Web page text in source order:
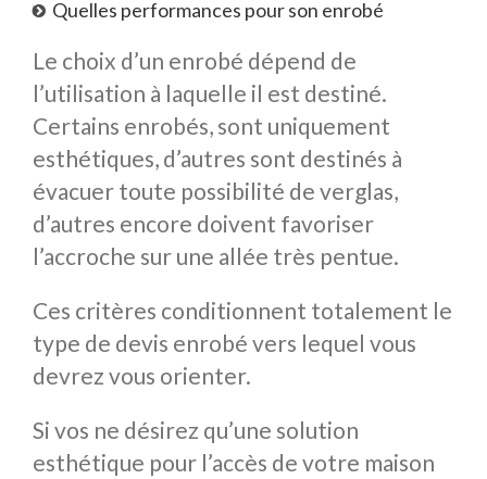
Quelles performances pour son enrobé
Le choix d’un enrobé dépend de
l’utilisation à laquelle il est destiné.
Certains enrobés, sont uniquement
esthétiques, d’autres sont destinés à
évacuer toute possibilité de verglas,
d’autres encore doivent favoriser
l’accroche sur une allée très pentue.
Ces critères conditionnent totalement le
type de devis enrobé vers lequel vous
devrez vous orienter.
Si vos ne désirez qu’une solution
esthétique pour l’accès de votre maison